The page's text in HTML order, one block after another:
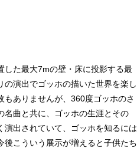
した最大7mの壁・床に投影する最
演出でゴッホの描いた世界を楽し
ありませんが、360度ゴッホのさ
名曲と共に、ゴッホの生涯とその
出されていて、ゴッホを知るには
後こういう展示が増えると子供たち